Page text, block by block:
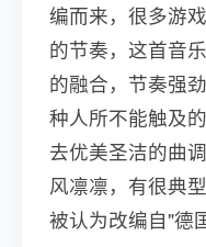
编而来，很多游
的节奏，这首音
的融合，节奏强
种人所不能触及
去优美圣洁的曲
风凛凛，有很典
被认为改编自"德